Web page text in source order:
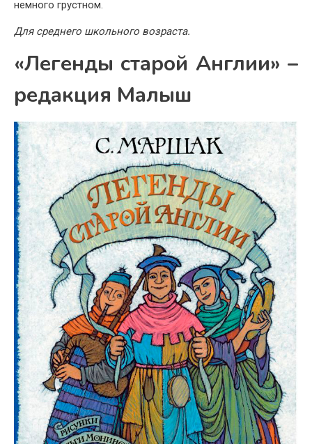
немного грустном.
Для среднего школьного возраста.
«Легенды старой Англии» –
редакция Малыш